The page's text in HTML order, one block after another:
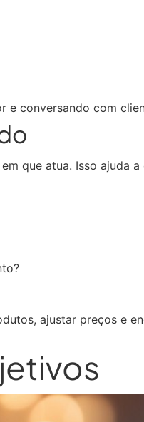
e conversando com
que atua. Isso ajuda
ajustar preços e